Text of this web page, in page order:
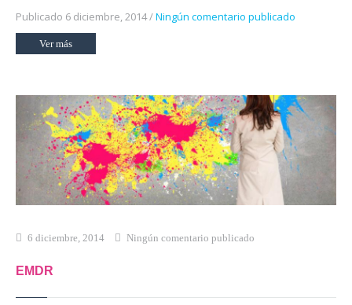
Publicado 6 diciembre, 2014 /Ningún comentario publicado
Ver más
6 diciembre, 2014 Ningún comentario publicado
EMDR